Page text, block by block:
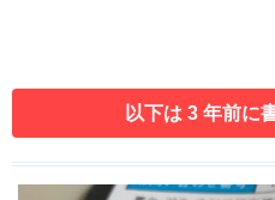
以下は 3 年前に